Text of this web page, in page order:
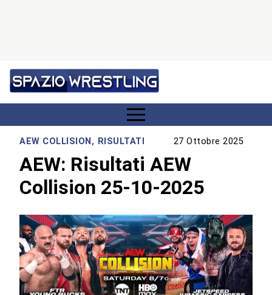
AEW COLLISION, RISULTATI 27 Ottobre 2025
AEW: Risultati AEW
Collision 25-10-2025